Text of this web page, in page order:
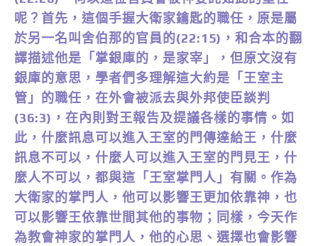
呢？首先，這個手握大衛家鑰匙的職任，原是屬
於另一名叫舍伯那的官員的(22:15)，和合本的翻
譯描述他是「掌銀庫的，是家宰」，但原文沒有
銀庫的意思，學者們多理解這大約是「王室主
管」的職任，在外會被派去與外邦使臣談判
(36:3)，在內則對王報告及提議各樣的事情。如
此，什麼訊息可以進入王室的門傳達給王，什麼
訊息不可以，什麼人可以進入王室的門見王，什
麼人不可以，都與這「王室掌門人」有關。作為
大衛家的掌門人，他可以影響王更加依靠神，也
可以影響王依靠世間其他的事物；同樣，今天作
為教會神家的掌門人，他的心思、選擇也會影響